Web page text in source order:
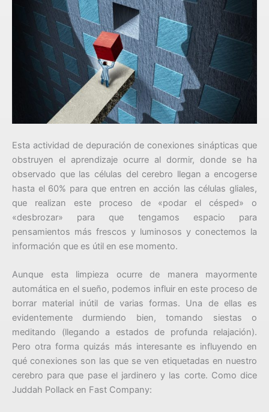
Esta actividad de depuración de conexiones sinápticas que
obstruyen el aprendizaje ocurre al dormir, donde se ha
observado que las células del cerebro llegan a encogerse
hasta el 60% para que entren en acción las células gliales,
que realizan este proceso de «podar el césped» o
«desbrozar» para que tengamos espacio para
pensamientos más frescos y luminosos y conectemos la
información que es útil en ese momento.
Aunque esta limpieza ocurre de manera mayormente
automática en el sueño, podemos influir en este proceso de
borrar material inútil de varias formas. Una de ellas es
evidentemente durmiendo bien, tomando siestas o
meditando (llegando a estados de profunda relajación).
Pero otra forma quizás más interesante es influyendo en
qué conexiones son las que se ven etiquetadas en nuestro
cerebro para que pase el jardinero y las corte. Como dice
Juddah Pollack en Fast Company: